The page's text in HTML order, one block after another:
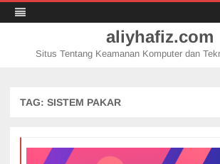
aliyhafiz.com
Situs Tentang Keamanan Komputer dan
TAG: SISTEM PAKAR